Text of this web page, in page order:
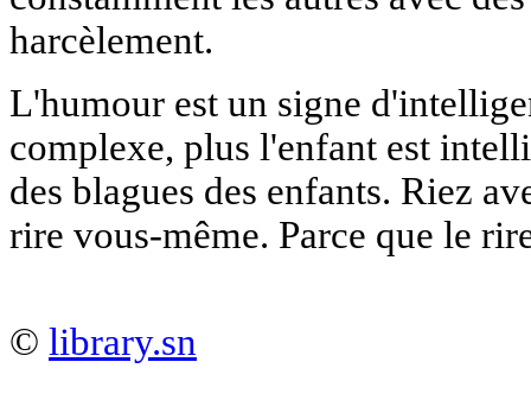
harcèlement.
L'humour est un signe
complexe, plus l'enfant est
des blagues des enfants. Riez
rire vous-même. Parce que le
© library.sn